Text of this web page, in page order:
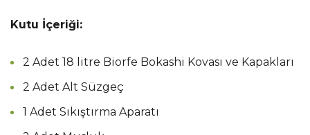
Kutu İçeriği:
2 Adet 18 litre Biorfe Bokashi Kovası ve Kapakları
2 Adet Alt Süzgeç
1 Adet Sıkıştırma Aparatı